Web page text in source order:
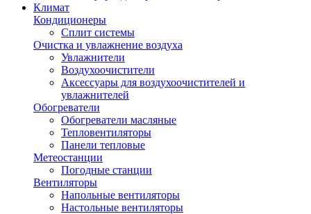
Климат
Кондиционеры
Сплит системы
Очистка и увлажнение воздуха
Увлажнители
Воздухоочистители
Аксессуары для воздухоочистителей и
увлажнителей
Обогреватели
Обогреватели масляные
Тепловентиляторы
Панели тепловые
Метеостанции
Погодные станции
Вентиляторы
Напольные вентиляторы
Настольные вентиляторы